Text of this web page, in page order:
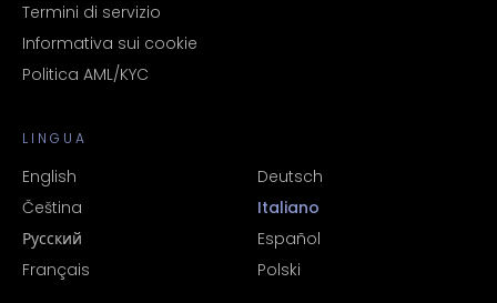
Termini di servizio
Informativa sui cookie
Politica AML/KYC
LINGUA
English
Deutsch
Čeština
Italiano
Русский
Español
Français
Polski